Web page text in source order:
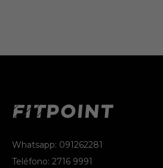
Whatsapp: 091262281
Teléfono: 2716 9991